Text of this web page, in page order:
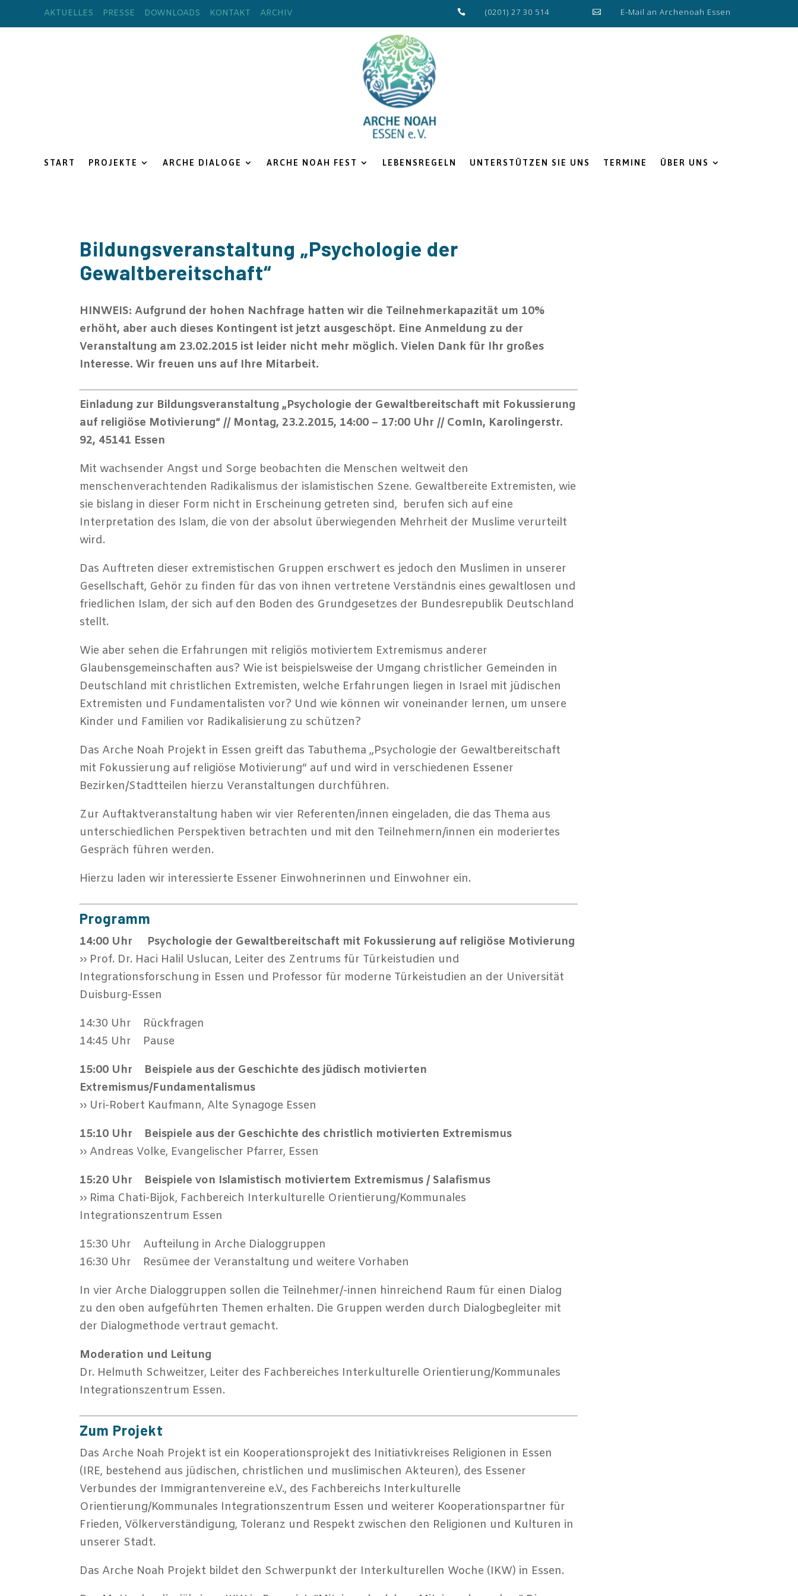
AKTUELLES PRESSE DOWNLOADS KONTAKT ARCHIV  (0201) 27 30 514  E-Mail an Archenoah Essen
START PROJEKTE ARCHE DIALOGE ARCHE NOAH FEST LEBENSREGELN UNTERSTÜTZEN SIE UNS TERMINE ÜBER UNS
Bildungsveranstaltung „Psychologie der
Gewaltbereitschaft“
HINWEIS: Aufgrund der hohen Nachfrage hatten wir die Teilnehmerkapazität um 10%
erhöht, aber auch dieses Kontingent ist jetzt ausgeschöpt. Eine Anmeldung zu der
Veranstaltung am 23.02.2015 ist leider nicht mehr möglich. Vielen Dank für Ihr großes
Interesse. Wir freuen uns auf Ihre Mitarbeit.
Einladung zur Bildungsveranstaltung „Psychologie der Gewaltbereitschaft mit Fokussierung
auf religiöse Motivierung“ // Montag, 23.2.2015, 14:00 – 17:00 Uhr // ComIn, Karolingerstr.
92, 45141 Essen
Mit wachsender Angst und Sorge beobachten die Menschen weltweit den
menschenverachtenden Radikalismus der islamistischen Szene. Gewaltbereite Extremisten, wie
sie bislang in dieser Form nicht in Erscheinung getreten sind, berufen sich auf eine
Interpretation des Islam, die von der absolut überwiegenden Mehrheit der Muslime verurteilt
wird.
Das Auftreten dieser extremistischen Gruppen erschwert es jedoch den Muslimen in unserer
Gesellschaft, Gehör zu finden für das von ihnen vertretene Verständnis eines gewaltlosen und
friedlichen Islam, der sich auf den Boden des Grundgesetzes der Bundesrepublik Deutschland
stellt.
Wie aber sehen die Erfahrungen mit religiös motiviertem Extremismus anderer
Glaubensgemeinschaften aus? Wie ist beispielsweise der Umgang christlicher Gemeinden in
Deutschland mit christlichen Extremisten, welche Erfahrungen liegen in Israel mit jüdischen
Extremisten und Fundamentalisten vor? Und wie können wir voneinander lernen, um unsere
Kinder und Familien vor Radikalisierung zu schützen?
Das Arche Noah Projekt in Essen greift das Tabuthema „Psychologie der Gewaltbereitschaft
mit Fokussierung auf religiöse Motivierung“ auf und wird in verschiedenen Essener
Bezirken/Stadtteilen hierzu Veranstaltungen durchführen.
Zur Auftaktveranstaltung haben wir vier Referenten/innen eingeladen, die das Thema aus
unterschiedlichen Perspektiven betrachten und mit den Teilnehmern/innen ein moderiertes
Gespräch führen werden.
Hierzu laden wir interessierte Essener Einwohnerinnen und Einwohner ein.
Programm
14:00 Uhr Psychologie der Gewaltbereitschaft mit Fokussierung auf religiöse Motivierung
›› Prof. Dr. Haci Halil Uslucan, Leiter des Zentrums für Türkeistudien und
Integrationsforschung in Essen und Professor für moderne Türkeistudien an der Universität
Duisburg-Essen
14:30 Uhr Rückfragen
14:45 Uhr Pause
15:00 Uhr Beispiele aus der Geschichte des jüdisch motivierten
Extremismus/Fundamentalismus
›› Uri-Robert Kaufmann, Alte Synagoge Essen
15:10 Uhr Beispiele aus der Geschichte des christlich motivierten Extremismus
›› Andreas Volke, Evangelischer Pfarrer, Essen
15:20 Uhr Beispiele von Islamistisch motiviertem Extremismus / Salafismus
›› Rima Chati-Bijok, Fachbereich Interkulturelle Orientierung/Kommunales
Integrationszentrum Essen
15:30 Uhr Aufteilung in Arche Dialoggruppen
16:30 Uhr Resümee der Veranstaltung und weitere Vorhaben
In vier Arche Dialoggruppen sollen die Teilnehmer/-innen hinreichend Raum für einen Dialog
zu den oben aufgeführten Themen erhalten. Die Gruppen werden durch Dialogbegleiter mit
der Dialogmethode vertraut gemacht.
Moderation und Leitung
Dr. Helmuth Schweitzer, Leiter des Fachbereiches Interkulturelle Orientierung/Kommunales
Integrationszentrum Essen.
Zum Projekt
Das Arche Noah Projekt ist ein Kooperationsprojekt des Initiativkreises Religionen in Essen
(IRE, bestehend aus jüdischen, christlichen und muslimischen Akteuren), des Essener
Verbundes der Immigrantenvereine e.V., des Fachbereichs Interkulturelle
Orientierung/Kommunales Integrationszentrum Essen und weiterer Kooperationspartner für
Frieden, Völkerverständigung, Toleranz und Respekt zwischen den Religionen und Kulturen in
unserer Stadt.
Das Arche Noah Projekt bildet den Schwerpunkt der Interkulturellen Woche (IKW) in Essen.